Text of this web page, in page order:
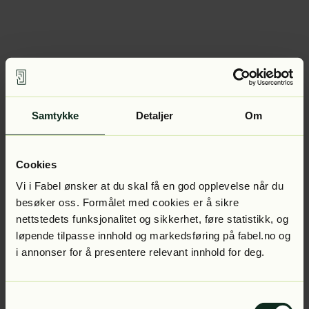
Samtykke Detaljer Om
Cookies
Vi i Fabel ønsker at du skal få en god opplevelse når du
besøker oss. Formålet med cookies er å sikre
nettstedets funksjonalitet og sikkerhet, føre statistikk, og
løpende tilpasse innhold og markedsføring på fabel.no og
i annonser for å presentere relevant innhold for deg.